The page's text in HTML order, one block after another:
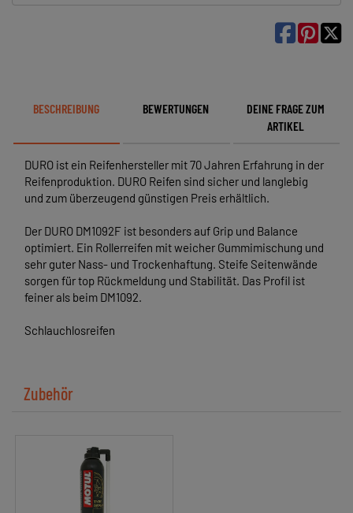

BESCHREIBUNG BEWERTUNGEN
DEINE FRAGE ZUM
ARTIKEL
DURO ist ein Reifenhersteller mit 70 Jahren Erfahrung in der
Reifenproduktion. DURO Reifen sind sicher und langlebig
und zum überzeugend günstigen Preis erhältlich.
Der DURO DM1092F ist besonders auf Grip und Balance
optimiert. Ein Rollerreifen mit weicher Gummimischung und
sehr guter Nass- und Trockenhaftung. Steife Seitenwände
sorgen für top Rückmeldung und Stabilität. Das Profil ist
feiner als beim DM1092.
Schlauchlosreifen
Zubehör